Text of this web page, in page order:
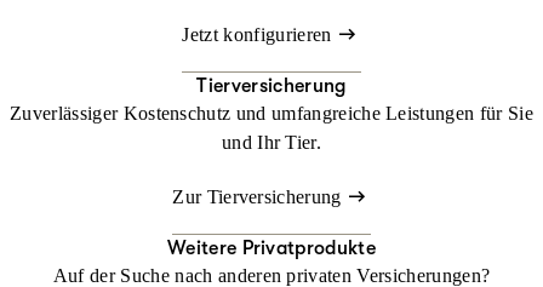
Jetzt konfigurieren
Tierversicherung
Zuverlässiger Kostenschutz und umfangreiche Leistungen für Sie
und Ihr Tier.
Zur Tierversicherung
Weitere Privatprodukte
Auf der Suche nach anderen privaten Versicherungen?